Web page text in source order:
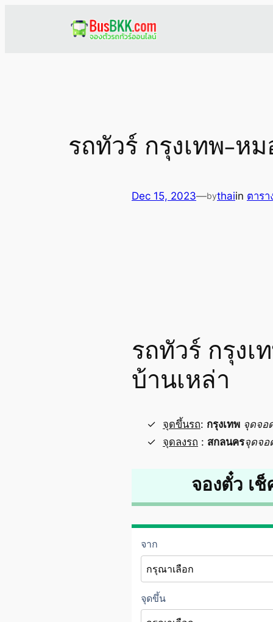
รถทัวร์ กรุงเทพ-ห
Dec 15, 2023—bythaiin ตารา
รถทัวร์ กรุง
บ้านเหล่า
จุดขึ้นรถ: กรุงเทพ จุดจอ
จุดลงรถ : สกลนครจุดจอ
จองตั๋ว เ